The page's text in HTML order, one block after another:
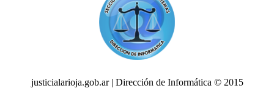
justicialarioja.gob.ar | Dirección de Informática © 2015